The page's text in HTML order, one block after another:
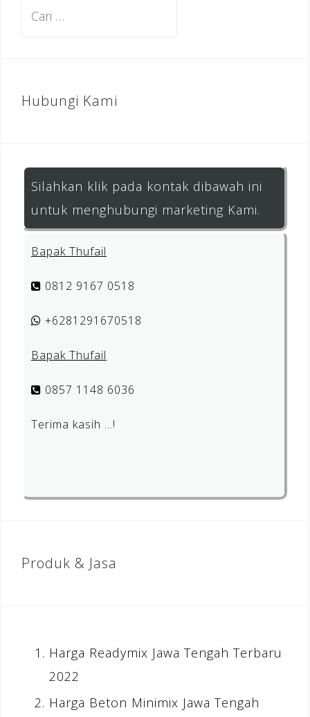
Hubungi Kami
Silahkan klik pada kontak dibawah ini
untuk menghubungi marketing Kami.
Bapak Thufail
0812 9167 0518
+6281291670518
Bapak Thufail
0857 1148 6036
Terima kasih …!
Produk & Jasa
Harga Readymix Jawa Tengah Terbaru
2022
Harga Beton Minimix Jawa Tengah